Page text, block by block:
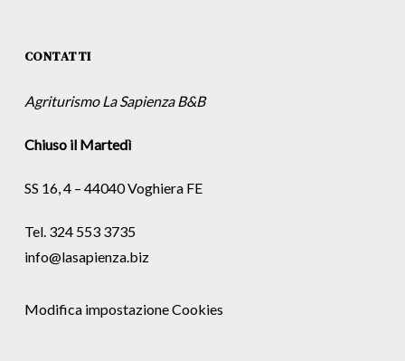
CONTATTI
Agriturismo La Sapienza B&B
Chiuso il Martedì
SS 16, 4 – 44040 Voghiera FE
Tel. 324 553 3735
info@lasapienza.biz
Modifica impostazione Cookies